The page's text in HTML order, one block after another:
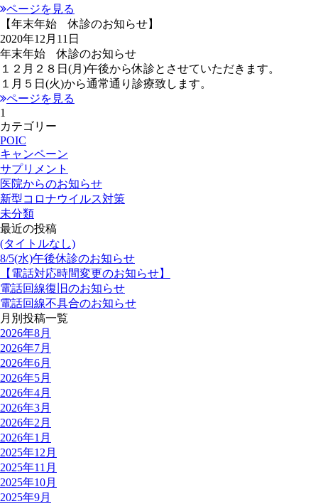
ページを見る
【年末年始 休診のお知らせ】
2020年12月11日
年末年始 休診のお知らせ
１２月２８日(月)午後から休診とさせていただきます。
１月５日(火)から通常通り診療致します。
ページを見る
1
カテゴリー
POIC
キャンペーン
サプリメント
医院からのお知らせ
新型コロナウイルス対策
未分類
最近の投稿
(タイトルなし)
8/5(水)午後休診のお知らせ
【電話対応時間変更のお知らせ】
電話回線復旧のお知らせ
電話回線不具合のお知らせ
月別投稿一覧
2026年8月
2026年7月
2026年6月
2026年5月
2026年4月
2026年3月
2026年2月
2026年1月
2025年12月
2025年11月
2025年10月
2025年9月